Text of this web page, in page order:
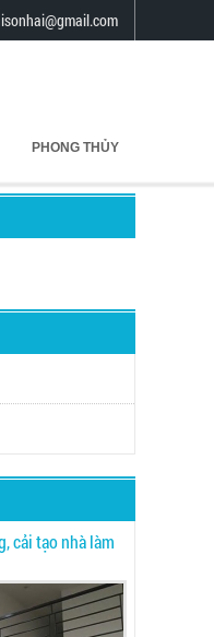
PHONG THỦY
cải tạo nhà làm